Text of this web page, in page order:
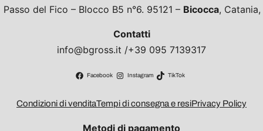
Passo del Fico – Blocco B5 n°6. 95121 – Bicocca,
Contatti
info@bgross.it /+39 095 7139317
Facebook Instagram TikTok
Condizioni di venditaTempi di consegna e resiPrivacy Policy
Metodi di pagamento